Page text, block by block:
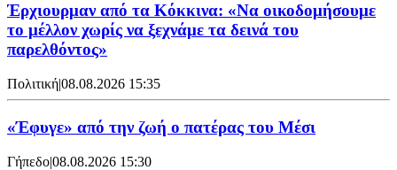
Έρχιουρμαν από τα Κόκκινα: «Να οικοδομήσουμε
το μέλλον χωρίς να ξεχνάμε τα δεινά του
παρελθόντος»
Πολιτική|08.08.2026 15:35
«Έφυγε» από την ζωή ο πατέρας του Μέσι
Γήπεδο|08.08.2026 15:30